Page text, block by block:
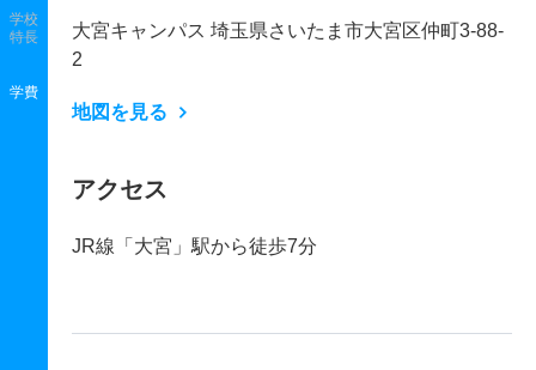
学校
特長
学費
大宮キャンパス 埼玉県さいたま市大宮区仲町3-88-
2
地図を見る
アクセス
JR線「大宮」駅から徒歩7分